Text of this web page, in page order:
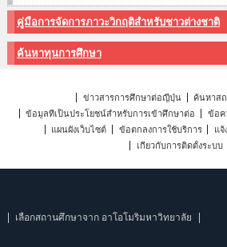
คู่มือการจัดการภาวะวิกฤติสำหรับชาวต่างชาติ
ค้นหาทุนการศึกษา
ข่าวสารการศึกษาต่อญี่ปุ่น
ค้นหาส
ข้อมูลที่เป็นประโยชน์สำหรับการเข้าศึกษาต่อ
ข้อค
แผนผังเว็บไซต์
ข้อตกลงการใช้บริการ
แจ้
เกี่ยวกับการติดตั้งระบบ
เลือกสถานศึกษาจาก อาโอโมริมหาวิทยาลัย